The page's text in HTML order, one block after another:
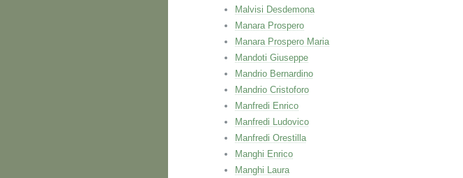
Malvisi Desdemona
Manara Prospero
Manara Prospero Maria
Mandoti Giuseppe
Mandrio Bernardino
Mandrio Cristoforo
Manfredi Enrico
Manfredi Ludovico
Manfredi Orestilla
Manghi Enrico
Manghi Laura